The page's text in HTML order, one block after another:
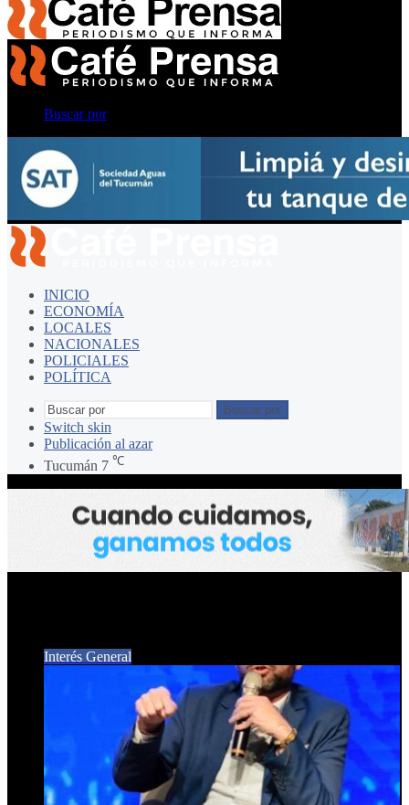
Buscar por
INICIO
ECONOMÍA
LOCALES
NACIONALES
POLICIALES
POLÍTICA
Buscar por
Switch skin
Publicación al azar
Tucumán 7 ℃
Interés General